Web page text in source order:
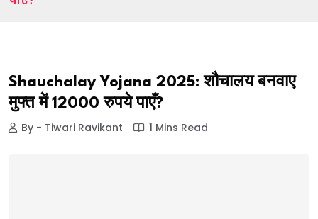
Shauchalay Yojana 2025: शौचालय बनवाए
मुफ्त में ₹12000 रुपये पाएँ?
By - Tiwari Ravikant 1 Mins Read